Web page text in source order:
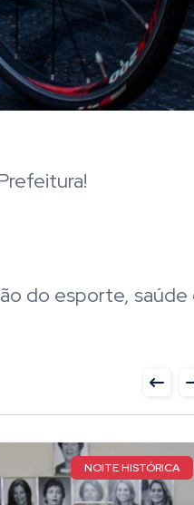
do esporte, saúde
NOITE HISTÓRICA